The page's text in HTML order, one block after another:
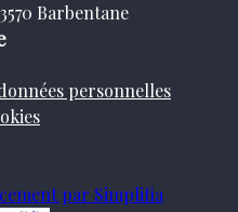
Barbentane
personnelles
par Simplifia